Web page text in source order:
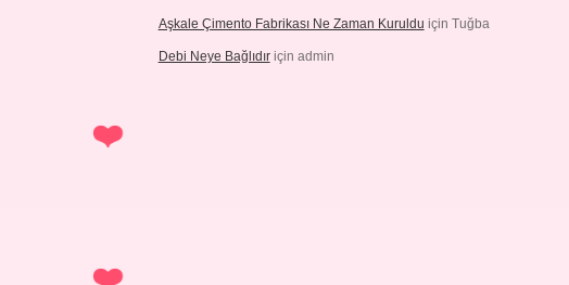
Aşkale Çimento Fabrikası Ne Zaman Kuruldu için Tuğba
Debi Neye Bağlıdıriçin admin